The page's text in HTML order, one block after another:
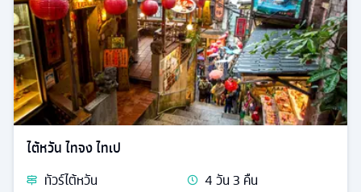
ไต้หวัน ไทจง ไทเป
ทัวร์ไต้หวัน 4วัน3 คืน